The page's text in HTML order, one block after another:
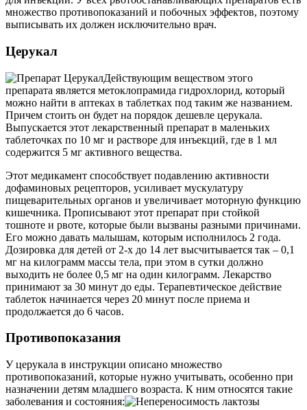
множество противопоказаний и побочных эффектов, поэтому
выписывать их должен исключительно врач.
Церукал
Действующим веществом этого
препарата является метоклопрамида гидрохлорид, который
можно найти в аптеках в таблетках под таким же названием.
Причем стоить он будет на порядок дешевле церукала.
Выпускается этот лекарственный препарат в маленьких
таблеточках по 10 мг и растворе для инъекций, где в 1 мл
содержится 5 мг активного вещества.
Этот медикамент способствует подавлению активности
дофаминовых рецепторов, усиливает мускулатуру
пищеварительных органов и увеличивает моторную функцию
кишечника. Прописывают этот препарат при стойкой
тошноте и рвоте, которые были вызваны разными причинами.
Его можно давать малышам, которым исполнилось 2 года.
Дозировка для детей от 2-х до 14 лет высчитывается так – 0,1
мг на килограмм массы тела, при этом в сутки должно
выходить не более 0,5 мг на один килограмм. Лекарство
принимают за 30 минут до еды. Терапевтическое действие
таблеток начинается через 20 минут после приема и
продолжается до 6 часов.
Противопоказания
У церукала в инструкции описано множество
противопоказаний, которые нужно учитывать, особенно при
назначении детям младшего возраста. К ним относятся такие
заболевания и состояния: